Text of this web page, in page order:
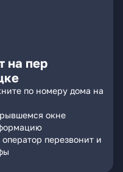
на пер
по номеру дома на
окне
перезвонит и